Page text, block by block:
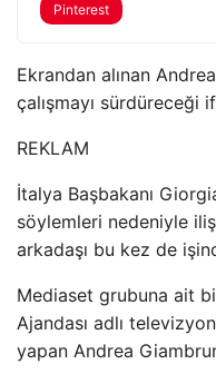
Pinterest
Ekrandan alınan
çalışmayı sürdüreceği
REKLAM
İtalya Başbakanı
söylemleri nedeniyle
arkadaşı bu kez de
Mediaset grubuna ait
Ajandası adlı
yapan Andrea